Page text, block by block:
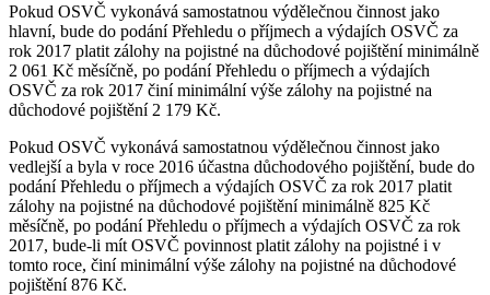
Pokud OSVČ vykonává samostatnou výdělečnou činnost jako
hlavní, bude do podání Přehledu o příjmech a výdajích OSVČ za
rok 2017 platit zálohy na pojistné na důchodové pojištění minimálně
2 061 Kč měsíčně, po podání Přehledu o příjmech a výdajích
OSVČ za rok 2017 činí minimální výše zálohy na pojistné na
důchodové pojištění 2 179 Kč.
Pokud OSVČ vykonává samostatnou výdělečnou činnost jako
vedlejší a byla v roce 2016 účastna důchodového pojištění, bude do
podání Přehledu o příjmech a výdajích OSVČ za rok 2017 platit
zálohy na pojistné na důchodové pojištění minimálně 825 Kč
měsíčně, po podání Přehledu o příjmech a výdajích OSVČ za rok
2017, bude-li mít OSVČ povinnost platit zálohy na pojistné i v
tomto roce, činí minimální výše zálohy na pojistné na důchodové
pojištění 876 Kč.